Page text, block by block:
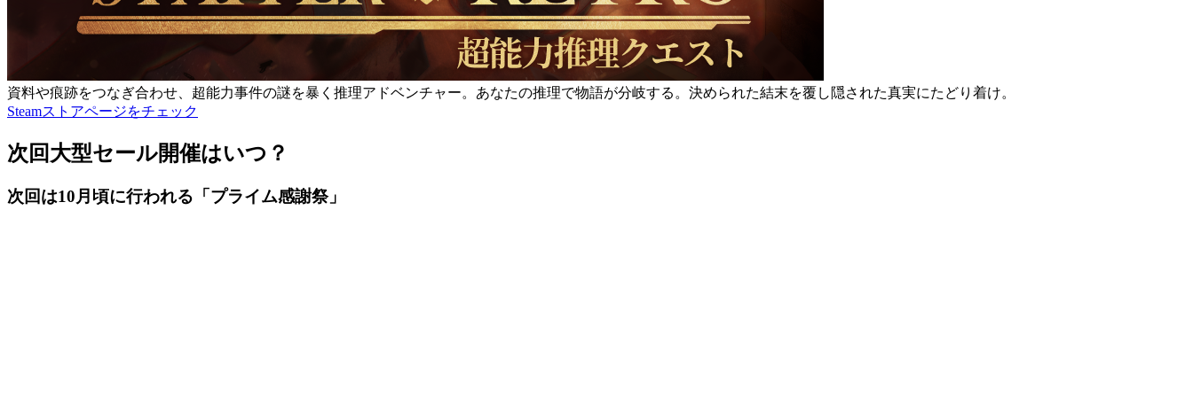
資料や痕跡をつなぎ合わせ、超能力事件の謎を暴く推理アドベンチャー。あなたの推理で物語が分岐する。決められた結末を覆し隠された真実にたどり着け。
Steamストアページをチェック
次回大型セール開催はいつ？
次回は10月頃に行われる「プライム感謝祭」